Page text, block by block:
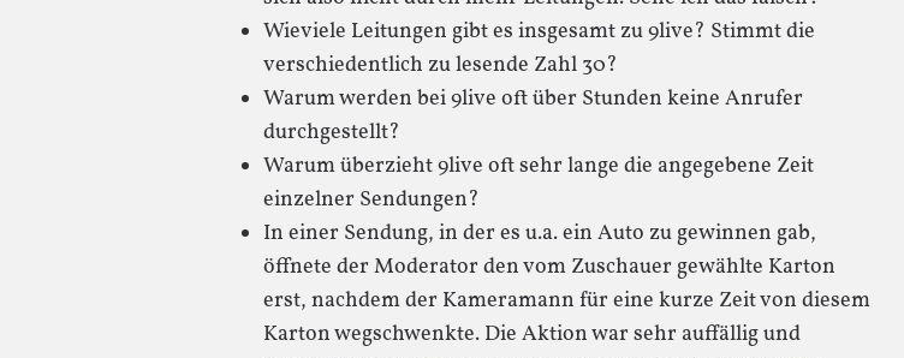
Wieviele Leitungen gibt es insgesamt zu 9live? Stimmt die
verschiedentlich zu lesende Zahl 30?
Warum werden bei 9live oft über Stunden keine Anrufer
durchgestellt?
Warum überzieht 9live oft sehr lange die angegebene Zeit
einzelner Sendungen?
In einer Sendung, in der es u.a. ein Auto zu gewinnen gab,
öffnete der Moderator den vom Zuschauer gewählte Karton
erst, nachdem der Kameramann für eine kurze Zeit von diesem
Karton wegschwenkte. Die Aktion war sehr auffällig und